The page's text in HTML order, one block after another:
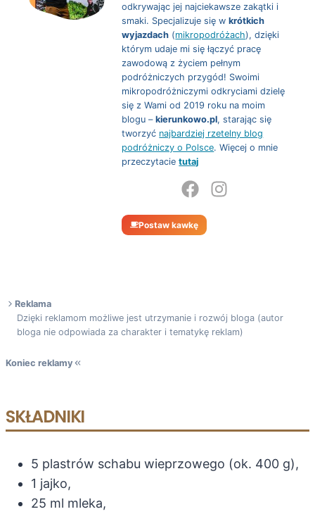
odkrywając jej najciekawsze zakątki i
smaki. Specjalizuje się wkrótkich
wyjazdach (mikropodróżach), dzięki
którym udaje mi się łączyć pracę
zawodową z życiem pełnym
podróżniczych przygód! Swoimi
mikropodróżniczymi odkryciami dzielę
się z Wami od 2019 roku na moim
blogu –kierunkowo.pl, starając się
tworzyć najbardziej rzetelny blog
podróżniczy o Polsce. Więcej o mnie
przeczytacietutaj
Postaw kawkę
Reklama
Dzięki reklamom możliwe jest utrzymanie i rozwój bloga (autor
bloga nie odpowiada za charakter i tematykę reklam)
Koniec reklamy
SKŁADNIKI
5 plastrów schabu wieprzowego (ok. 400 g),
1 jajko,
25 ml mleka,